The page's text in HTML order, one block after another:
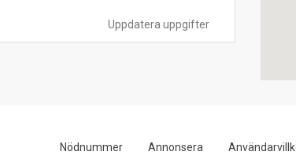
Uppdatera uppgifter
Nödnummer Annonsera